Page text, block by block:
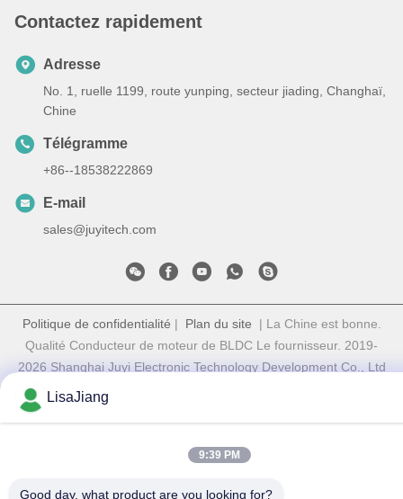
Contactez rapidement
Adresse
No. 1, ruelle 1199, route yunping, secteur jiading, Changhaï,
Chine
Télégramme
+86--18538222869
E-mail
sales@juyitech.com
Politique de confidentialité | Plan du site | La Chine est bonne.
Qualité Conducteur de moteur de BLDC Le fournisseur. 2019-
2026 Shanghai Juyi Electronic Technology Development Co., Ltd
LisaJiang
9:39 PM
Good day, what product are you looking for?